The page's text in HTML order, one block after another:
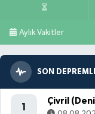
Aylık Vakitler
SON
1
Çivril